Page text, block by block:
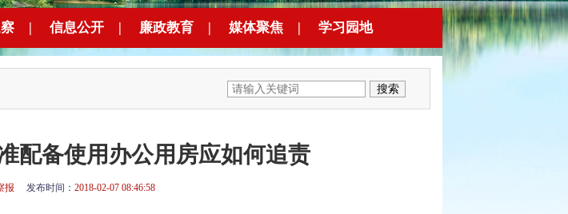
| 信息公开 | 廉政教育 | 媒体聚焦 | 学习园地
配备使用办公用房应如何追责
报 发布时间： 2018-02-07 08:46:58